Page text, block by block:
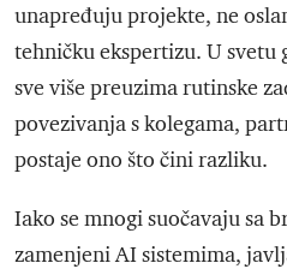
unapređuju projekte, ne
tehničku ekspertizu. U svetu
sve više preuzima rutinske
povezivanja s kolegama,
postaje ono što čini razliku.
Iako se mnogi suočavaju sa
zamenjeni AI sistemima,